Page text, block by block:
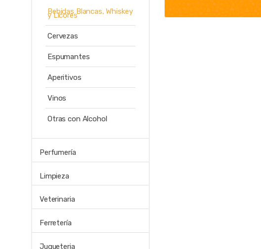
Bebidas Blancas, Whiskey
y Licores
Cervezas
Espumantes
Aperitivos
Vinos
Otras con Alcohol
Perfumería
Limpieza
Veterinaria
Ferretería
Jugueteria